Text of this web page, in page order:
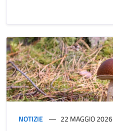
NOTIZIE 22 MAGGIO 2026